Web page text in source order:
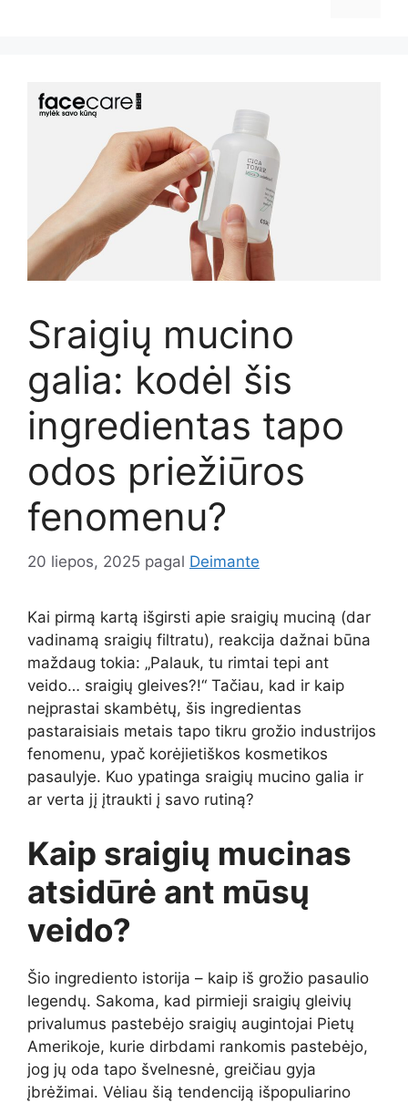
Sraigių mucino
galia: kodėl šis
ingredientas tapo
odos priežiūros
fenomenu?
20 liepos, 2025 pagal Deimante
Kai pirmą kartą išgirsti apie sraigių muciną (dar
vadinamą sraigių filtratu), reakcija dažnai būna
maždaug tokia: „Palauk, tu rimtai tepi ant
veido… sraigių gleives?!“ Tačiau, kad ir kaip
neįprastai skambėtų, šis ingredientas
pastaraisiais metais tapo tikru grožio industrijos
fenomenu, ypač korėjietiškos kosmetikos
pasaulyje. Kuo ypatinga sraigių mucino galia ir
ar verta jį įtraukti į savo rutiną?
Kaip sraigių mucinas
atsidūrė ant mūsų
veido?
Šio ingrediento istorija – kaip iš grožio pasaulio
legendų. Sakoma, kad pirmieji sraigių gleivių
privalumus pastebėjo sraigių augintojai Pietų
Amerikoje, kurie dirbdami rankomis pastebėjo,
jog jų oda tapo švelnesnė, greičiau gyja
įbrėžimai. Vėliau šią tendenciją išpopuliarino